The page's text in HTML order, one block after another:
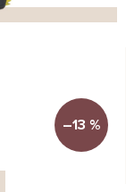
–13 %